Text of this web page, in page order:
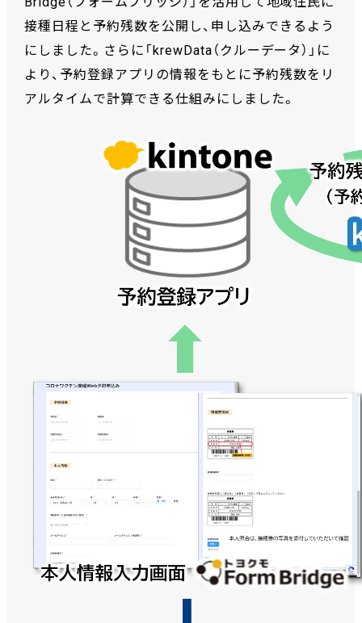
接種日程と予約残数を公開し、申し込みできるよう
にしました。さらに「krewData（クルーデータ）」に
より、予約登録アプリの情報をもとに予約残数をリ
アルタイムで計算できる仕組みにしました。